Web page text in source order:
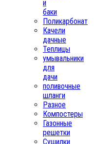
и
баки
Поликарбонат
Качели
дачные
Теплицы
умывальники
для
дачи
поливочные
шланги
Разное
Компостеры
Газонные
решетки
Сушилки